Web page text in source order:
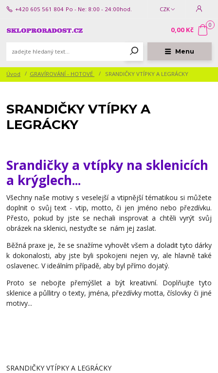
Menu
CZK
+420 605 561 804 Po - Ne: 8:00 - 24:00hod.
0
0,00 Kč
Úvod GRAVÍROVÁNÍ - HOTOVÉ SRANDIČKY VTÍPKY A LEGRÁCKY
SRANDIČKY VTÍPKY A
LEGRÁCKY
Srandičky a vtípky na sklenicích
a krýglech...
Všechny naše motivy s veselejší a vtipnější tématikou si můžete
doplnit o svůj text - vtip, motto, či jen jméno nebo přezdívku.
Přesto, pokud by jste se nechali insprovat a chtěli vyrýt svůj
obrázek na sklenici, nestyďte se nám jej zaslat.
Běžná praxe je, že se snažíme vyhovět všem a doladit tyto dárky
k dokonalosti, aby jste byli spokojeni nejen vy, ale hlavně také
oslavenec. V ideálním případě, aby byl přímo dojatý.
Proto se nebojte přemýšlet a být kreativní. Doplňujte tyto
sklenice a půllitry o texty, jména, přezdívky motta, číslovky či jiné
motivy...
SRANDIČKY VTÍPKY A LEGRÁCKY